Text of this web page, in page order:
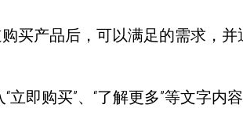
买产品后，可以满足的需求，
即购买”、“了解更多”等文字内